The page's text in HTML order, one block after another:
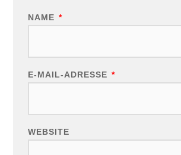
NAME *
E-MAIL-ADRESSE *
WEBSITE